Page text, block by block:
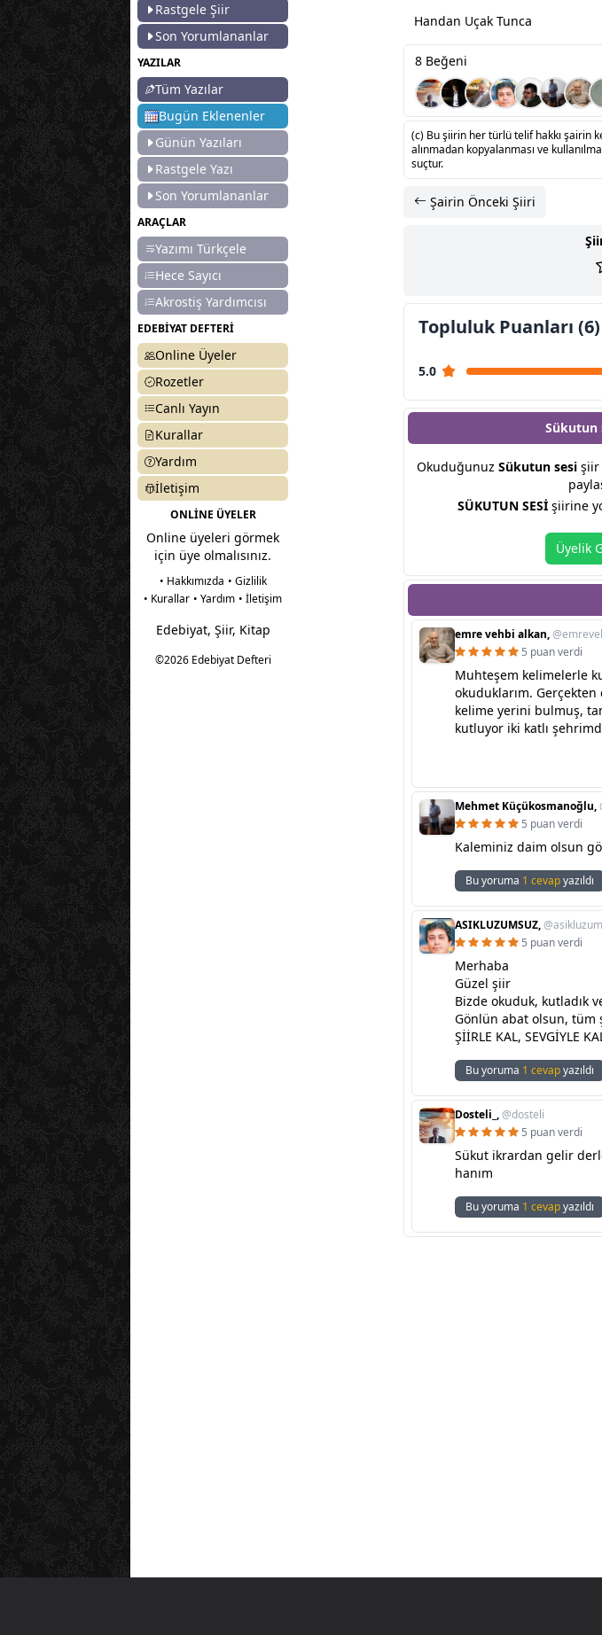
Rastgele Şiir
Son Yorumlananlar
YAZILAR
Tüm Yazılar
Bugün Eklenenler
Günün Yazıları
Rastgele Yazı
Son Yorumlananlar
ARAÇLAR
Yazımı Türkçele
Hece Sayıcı
Akrostiş Yardımcısı
EDEBİYAT DEFTERİ
Online Üyeler
Rozetler
Canlı Yayın
Kurallar
Yardım
İletişim
ONLİNE ÜYELER
Online üyeleri görmek
için üye olmalısınız.
• Hakkımızda • Gizlilik
• Kurallar • Yardım • İletişim
Edebiyat, Şiir, Kitap
©2026 Edebiyat Defteri
Handan Uçak Tunca
8 Beğeni
(c) Bu şiirin her türlü telif hakkı şairin
alınmadan kopyalanması ve
suçtur.
Şairin Önceki Şiiri
Topluluk Puanları (6)
5.0
Sükutun
Okuduğunuz Sükutun sesişiir
SÜKUTUN SESİ şiirine
Üyelik
emre vehbi alkan,
5 puan verdi
Muhteşem kelimelerle
okuduklarım.
kelime yerini bulmuş,
kutluyor iki katlı
Mehmet Küçükosmanoğlu,
5 puan verdi
Kaleminiz daim olsun
Bu yoruma 1 cevapyazıldı
ASIKLUZUMSUZ,
5 puan verdi
Merhaba
Güzel şiir
Bizde okuduk, kutladık
Gönlün abat olsun,
ŞİİRLE KAL, SEVGİYLE
Bu yoruma 1 cevapyazıldı
Dosteli_,@dosteli
5 puan verdi
Sükut ikrardan gelir
hanım
Bu yoruma 1 cevapyazıldı